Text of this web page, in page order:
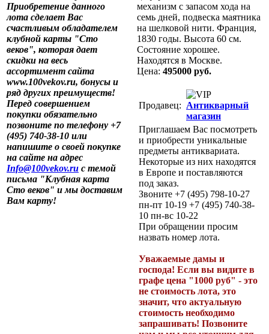
Приобретение данного
лота сделает Вас
счастливым обладателем
клубной карты "Сто
веков", которая дает
скидки на весь
ассортимент сайта
www.100vekov.ru, бонусы и
ряд других преимуществ!
Перед совершением
покупки обязательно
позвоните по телефону +7
(495) 740-38-10 или
напишите о своей покупке
на сайте на адрес
Info@100vekov.ru с темой
письма "Клубная карта
Сто веков" и мы доставим
Вам карту!
механизм с запасом хода на
семь дней, подвеска маятника
на шелковой нити. Франция,
1830 годы. Высота 60 см.
Состояние хорошее.
Находятся в Москве.
Цена: 495000 руб.
Продавец: Антикварный
магазин
Приглашаем Вас посмотреть
и приобрести уникальные
предметы антиквариата.
Некоторые из них находятся
в Европе и поставляются
под заказ.
Звоните +7 (495) 798-10-27
пн-пт 10-19 +7 (495) 740-38-
10 пн-вс 10-22
При обращении просим
назвать номер лота.
Уважаемые дамы и
господа! Если вы видите в
графе цена "1000 руб" - это
не стоимость лота, это
значит, что актуальную
стоимость необходимо
запрашивать! Позвоните